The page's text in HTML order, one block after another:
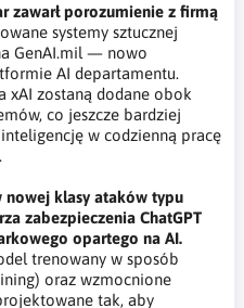
zawarł porozumienie z firmą
systemy sztucznej
GenAI.mil — nowo
AI departamentu.
xAI zostaną dodane obok
co jeszcze bardziej
w codzienną pracę
nowej klasy ataków typu
zabezpieczenia ChatGPT
opartego na AI.
trenowany w sposób
oraz wzmocnione
tak, aby